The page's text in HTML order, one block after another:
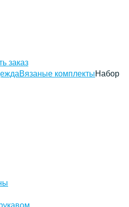
заказ
Вязаные комплектыНабор